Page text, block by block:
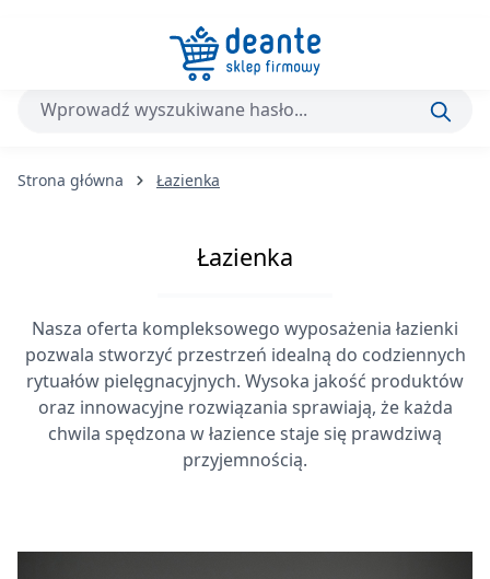
Przejdź do głównej zawartości
Strona główna Łazienka
Łazienka
Nasza oferta kompleksowego wyposażenia łazienki
pozwala stworzyć przestrzeń idealną do codziennych
rytuałów pielęgnacyjnych. Wysoka jakość produktów
oraz innowacyjne rozwiązania sprawiają, że każda
chwila spędzona w łazience staje się prawdziwą
przyjemnością.